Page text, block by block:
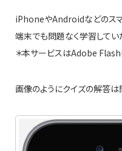
iPhoneやAndroidなどのスマ
端末でも問題なく学習してい
＊本サービスはAdobe Flash
画像のようにクイズの解答は